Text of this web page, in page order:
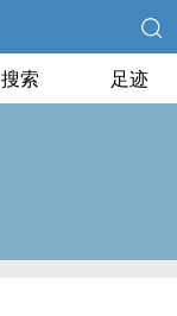
搜索 足迹